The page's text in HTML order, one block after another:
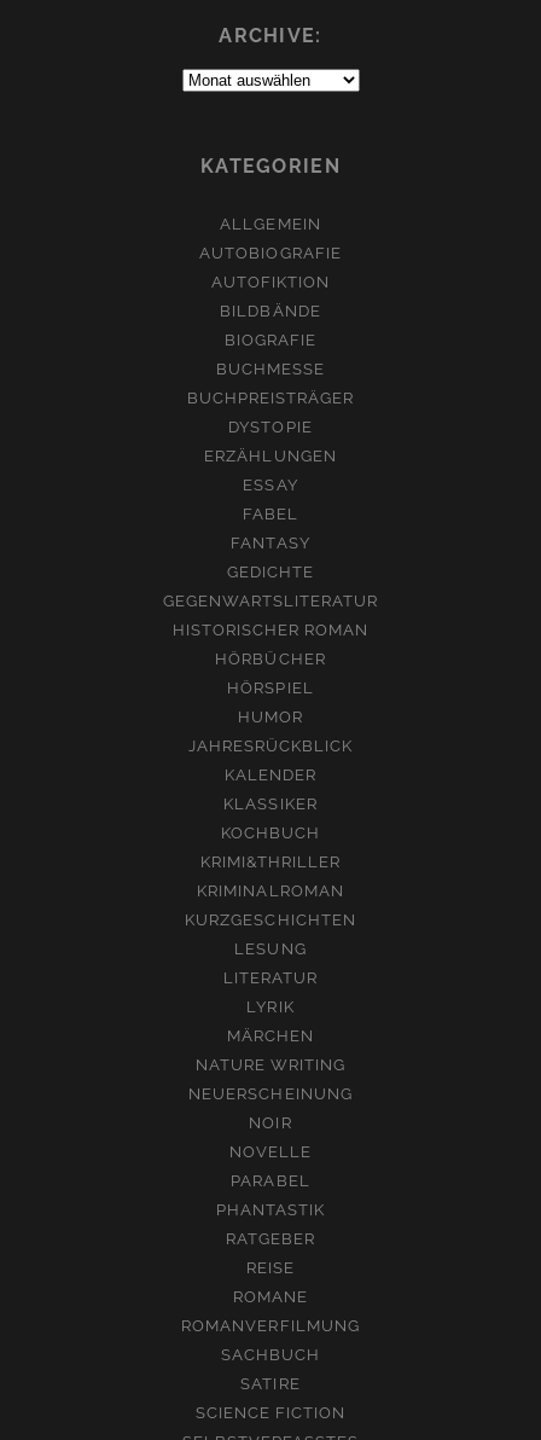
ARCHIVE:
Archive:
KATEGORIEN
ALLGEMEIN
AUTOBIOGRAFIE
AUTOFIKTION
BILDBÄNDE
BIOGRAFIE
BUCHMESSE
BUCHPREISTRÄGER
DYSTOPIE
ERZÄHLUNGEN
ESSAY
FABEL
FANTASY
GEDICHTE
GEGENWARTSLITERATUR
HISTORISCHER ROMAN
HÖRBÜCHER
HÖRSPIEL
HUMOR
JAHRESRÜCKBLICK
KALENDER
KLASSIKER
KOCHBUCH
KRIMI&THRILLER
KRIMINALROMAN
KURZGESCHICHTEN
LESUNG
LITERATUR
LYRIK
MÄRCHEN
NATURE WRITING
NEUERSCHEINUNG
NOIR
NOVELLE
PARABEL
PHANTASTIK
RATGEBER
REISE
ROMANE
ROMANVERFILMUNG
SACHBUCH
SATIRE
SCIENCE FICTION